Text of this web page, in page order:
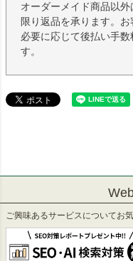
オーダーメイド商品以
限り返品を承ります。
必要に応じて後払い手
す。
ご興味あるサービスについてお